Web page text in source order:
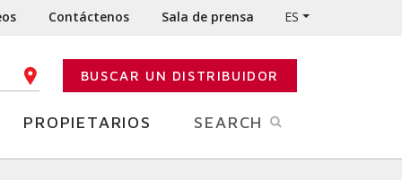
Contáctenos Sala de prensa ES
POSTAL BUSCAR UN DISTRIBUIDOR
PROPIETARIOS SEARCH